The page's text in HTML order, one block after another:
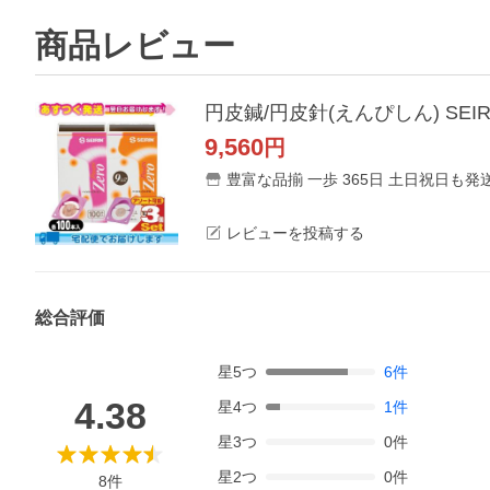
商品レビュー
9,560円
豊富な品揃 一歩 365日 土日祝日も発
レビューを投稿する
総合評価
4.38
8件
星5つ 6件
星4つ 1件
星3つ 0件
星2つ 0件